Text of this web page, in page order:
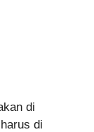
di
di